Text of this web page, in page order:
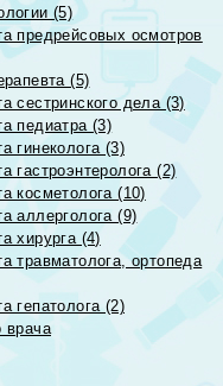
(5)
предрейсовых осмотров
(5)
сестринского дела (3)
педиатра (3)
гинеколога (3)
гастроэнтеролога (2)
косметолога (10)
аллерголога (9)
хирурга (4)
травматолога, ортопеда
гепатолога (2)
врача